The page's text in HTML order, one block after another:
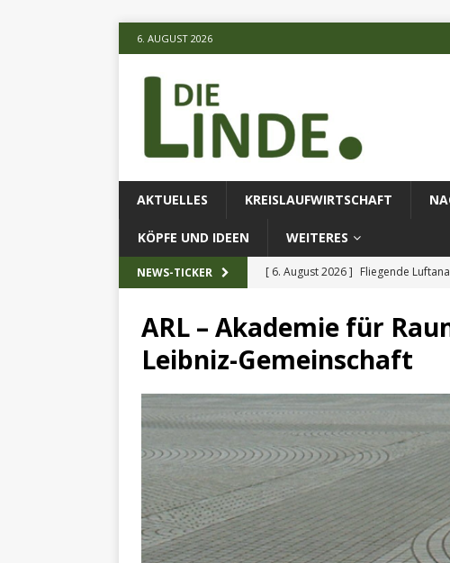
6. AUGUST 2026
AKTUELLES KREISLAUFWIRTSCHAFT
KÖPFE UND IDEEN WEITERES
NEWS-TICKER [ 6. August 2026 ] Fliegende
AKTUELLES
[ 6. August 2026 ] Projekt des
ARL – Akademie für
Leibniz-Gemeinschaft